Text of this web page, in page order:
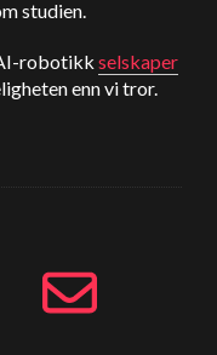
studien.
robotikk selskaper
enn vi tror.